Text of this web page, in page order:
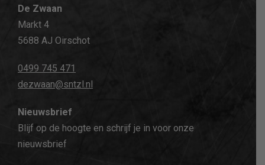
De Zwaan
Markt 4
5688 AJ Oirschot
0499 745 471
dezwaan@sntzl.nl
Nieuwsbrief
Blijf op de hoogte en schrijf je in voor onze
nieuwsbrief